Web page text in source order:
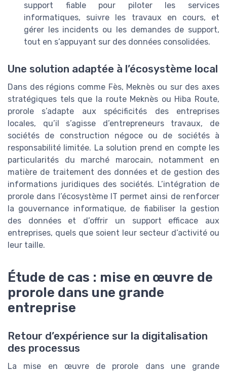
support fiable pour piloter les services
informatiques, suivre les travaux en cours, et
gérer les incidents ou les demandes de support,
tout en s’appuyant sur des données consolidées.
Une solution adaptée à l’écosystème local
Dans des régions comme Fès, Meknès ou sur des axes
stratégiques tels que la route Meknès ou Hiba Route,
prorole s’adapte aux spécificités des entreprises
locales, qu’il s’agisse d’entrepreneurs travaux, de
sociétés de construction négoce ou de sociétés à
responsabilité limitée. La solution prend en compte les
particularités du marché marocain, notamment en
matière de traitement des données et de gestion des
informations juridiques des sociétés. L’intégration de
prorole dans l’écosystème IT permet ainsi de renforcer
la gouvernance informatique, de fiabiliser la gestion
des données et d’offrir un support efficace aux
entreprises, quels que soient leur secteur d’activité ou
leur taille.
Étude de cas : mise en œuvre de
prorole dans une grande
entreprise
Retour d’expérience sur la digitalisation
des processus
La mise en œuvre de prorole dans une grande